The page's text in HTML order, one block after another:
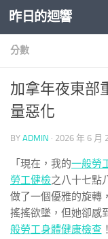
Skip to content
昨日的迴響
分數
加拿年夜東部
量惡化
BY ADMIN · 2026 年 6 月
「現在，我的一般勞
勞工健檢之八十七點
做了一個優雅的旋轉
搖搖欲墜，但她卻感
般勞工身體健康檢查